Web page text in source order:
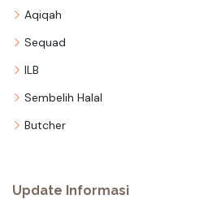
Aqiqah
Sequad
ILB
Sembelih Halal
Butcher
Update Informasi